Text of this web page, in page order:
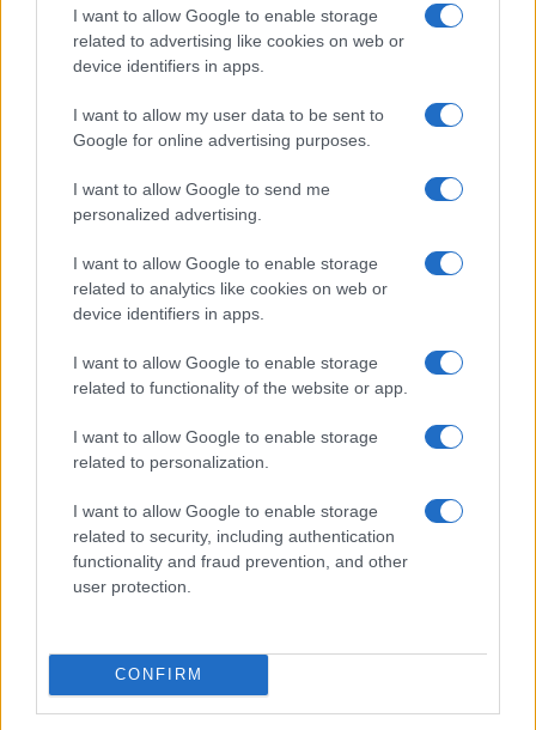
I want to allow Google to enable storage
related to advertising like cookies on web or
device identifiers in apps.
I want to allow my user data to be sent to
Google for online advertising purposes.
I want to allow Google to send me
personalized advertising.
I want to allow Google to enable storage
related to analytics like cookies on web or
device identifiers in apps.
I want to allow Google to enable storage
related to functionality of the website or app.
I want to allow Google to enable storage
related to personalization.
I want to allow Google to enable storage
related to security, including authentication
functionality and fraud prevention, and other
user protection.
CONFIRM
mussulmani…
Più Dante anche per i musulmani
Ecco perché tutti nella scuola pubblica italiana
dovrebbero studiare con rinnovata attenzione
Dante, soprattutto i mussulmani
Siccome un testo letterario non è un testo
il mussulmano non concorderà sul fatto che
dopo aver legittimamente discordato potrà magari
accendersi in lui la luce della consapevolezza che
non ha senso“mandare all’inferno” chi
semplicemente non condivide la propria fede
Perché poi ognuno di noi ha il tic di mandare gli
altri all’inferno e forse se lo fa un poeta sono
molto marziale sono guai…